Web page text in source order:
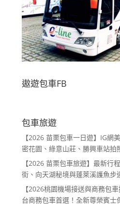
遨遊包車FB
包車旅遊
【2026 苗栗包車一日遊】IG網
密花園、綠意山莊、勝興車站拍
【2026 苗栗包車旅遊】最新行
街、向天湖秘境與蓬萊溪護魚步
【2026桃園機場接送與商務包
台商務包車首選！全新尊榮賓士